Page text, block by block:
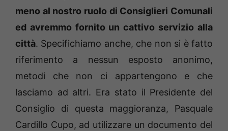
meno al nostro ruolo di Consiglieri Comunali
ed avremmo fornito un cattivo servizio alla
città. Specifichiamo anche, che non si è fatto
riferimento a nessun esposto anonimo,
metodi che non ci appartengono e che
lasciamo ad altri. Era stato il Presidente del
Consiglio di questa maggioranza, Pasquale
Cardillo Cupo, ad utilizzare un documento del